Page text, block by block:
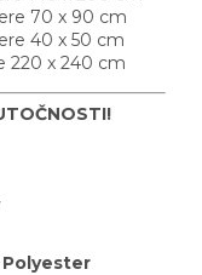
70 x 90 cm
40 x 50 cm
220 x 240 cm
Polyester